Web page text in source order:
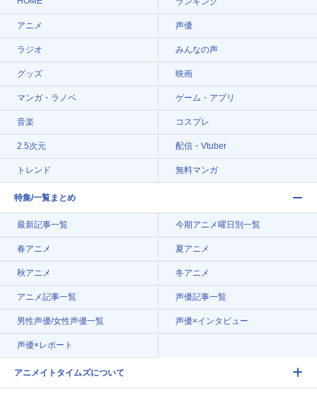
アニメ 声優
ラジオ みんなの声
グッズ 映画
マンガ・ラノベ ゲーム・アプリ
音楽 コスプレ
2.5次元 配信・Vtuber
トレンド 無料マンガ
特集/一覧まとめ
最新記事一覧 今期アニメ曜日別一覧
春アニメ 夏アニメ
秋アニメ 冬アニメ
アニメ記事一覧 声優記事一覧
男性声優/女性声優一覧 声優×インタビュー
声優×レポート
アニメイトタイムズについて